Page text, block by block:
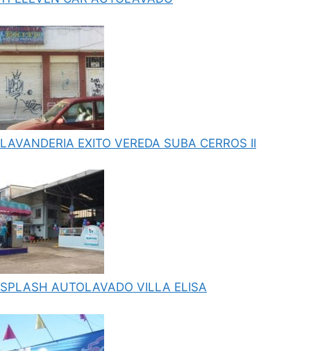
LAVANDERIA EXITO VEREDA SUBA CERROS II
SPLASH AUTOLAVADO VILLA ELISA